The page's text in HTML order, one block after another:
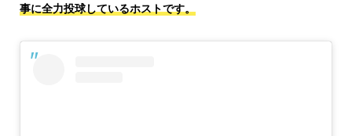
事に全力投球しているホストです。